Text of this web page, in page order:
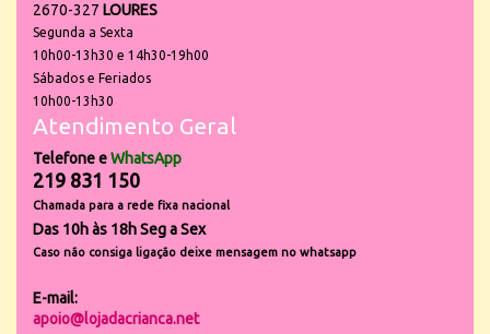
2670-327 LOURES
Segunda a Sexta
10h00-13h30 e 14h30-19h00
Sábados e Feriados
10h00-13h30
Atendimento Geral
Telefone eWhatsApp
219 831 150
Chamada para a rede fixa nacional
Das 10h às 18h Seg a Sex
Caso não consiga ligação deixe mensagem no whatsapp
E-mail:
apoio@lojadacrianca.net